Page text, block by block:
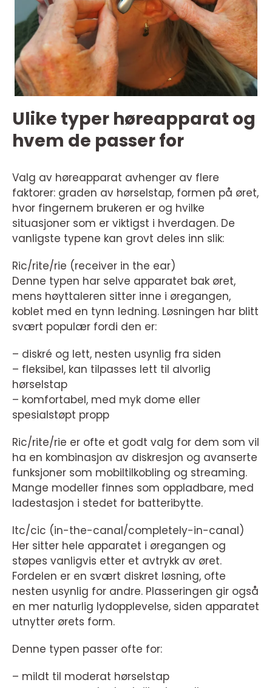
Ulike typer høreapparat og
hvem de passer for
Valg av høreapparat avhenger av flere
faktorer: graden av hørselstap, formen på øret,
hvor fingernem brukeren er og hvilke
situasjoner som er viktigst i hverdagen. De
vanligste typene kan grovt deles inn slik:
Ric/rite/rie (receiver in the ear)
Denne typen har selve apparatet bak øret,
mens høyttaleren sitter inne i øregangen,
koblet med en tynn ledning. Løsningen har blitt
svært populær fordi den er:
– diskré og lett, nesten usynlig fra siden
– fleksibel, kan tilpasses lett til alvorlig
hørselstap
– komfortabel, med myk dome eller
spesialstøpt propp
Ric/rite/rie er ofte et godt valg for dem som vil
ha en kombinasjon av diskresjon og avanserte
funksjoner som mobiltilkobling og streaming.
Mange modeller finnes som oppladbare, med
ladestasjon i stedet for batteribytte.
Itc/cic (in-the-canal/completely-in-canal)
Her sitter hele apparatet i øregangen og
støpes vanligvis etter et avtrykk av øret.
Fordelen er en svært diskret løsning, ofte
nesten usynlig for andre. Plasseringen gir også
en mer naturlig lydopplevelse, siden apparatet
utnytter ørets form.
Denne typen passer ofte for:
– mildt til moderat hørselstap